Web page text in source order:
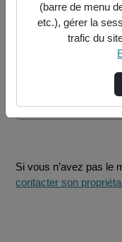
Mot de passe
Cette vidéo est
Si vous n’avez pas le
contacter son
(barre de menu
etc.), gérer la
trafic du